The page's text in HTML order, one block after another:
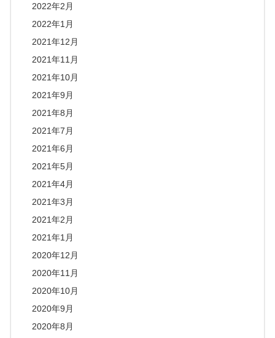
2022年2月
2022年1月
2021年12月
2021年11月
2021年10月
2021年9月
2021年8月
2021年7月
2021年6月
2021年5月
2021年4月
2021年3月
2021年2月
2021年1月
2020年12月
2020年11月
2020年10月
2020年9月
2020年8月